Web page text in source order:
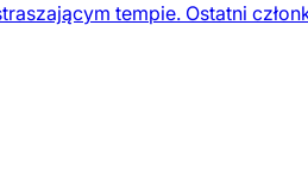
tempie. Ostatni